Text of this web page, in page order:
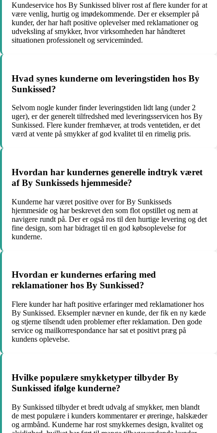
Kundeservice hos By Sunkissed bliver rost af flere kunder for at
være venlig, hurtig og imødekommende. Der er eksempler på
kunder, der har haft positive oplevelser med reklamationer og
udveksling af smykker, hvor virksomheden har håndteret
situationen professionelt og serviceminded.
Hvad synes kunderne om leveringstiden hos By
Sunkissed?
Selvom nogle kunder finder leveringstiden lidt lang (under 2
uger), er der generelt tilfredshed med leveringsservicen hos By
Sunkissed. Flere kunder fremhæver, at trods ventetiden, er det
værd at vente på smykker af god kvalitet til en rimelig pris.
Hvordan har kundernes generelle indtryk været
af By Sunkisseds hjemmeside?
Kunderne har været positive over for By Sunkisseds
hjemmeside og har beskrevet den som flot opstillet og nem at
navigere rundt på. Der er også ros til den hurtige levering og det
fine design, som har bidraget til en god købsoplevelse for
kunderne.
Hvordan er kundernes erfaring med
reklamationer hos By Sunkissed?
Flere kunder har haft positive erfaringer med reklamationer hos
By Sunkissed. Eksempler nævner en kunde, der fik en ny kæde
og stjerne tilsendt uden problemer efter reklamation. Den gode
service og mailkorrespondance har sat et positivt præg på
kundens oplevelse.
Hvilke populære smykketyper tilbyder By
Sunkissed ifølge kunderne?
By Sunkissed tilbyder et bredt udvalg af smykker, men blandt
de mest populære i kunders kommentarer er øreringe, halskæder
og armbånd. Kunderne har rost smykkernes design, kvalitet og